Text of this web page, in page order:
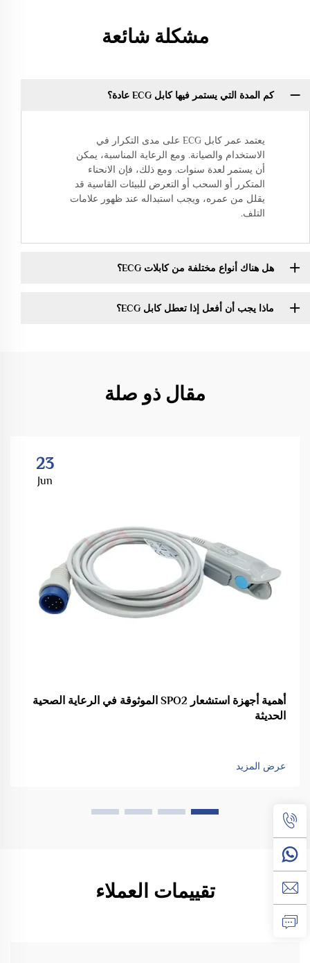
مشكلة شائعة
كم المدة التي يستمر فيها كابل ECG عادة؟
يعتمد عمر كابل ECG على مدى التكرار في
الاستخدام والصيانة. ومع الرعاية المناسبة، يمكن
أن يستمر لعدة سنوات. ومع ذلك، فإن الانحناء
المتكرر أو السحب أو التعرض للبيئات القاسية قد
يقلل من عمره، ويجب استبداله عند ظهور علامات
التلف.
هل هناك أنواع مختلفة من كابلات ECG؟
ماذا يجب أن أفعل إذا تعطل كابل ECG؟
مقال ذو صلة
23
Jun
أهمية أجهزة استشعار SPO2 الموثوقة في الرعاية الصحية
الحديثة
عرض المزيد
تقييمات العملاء